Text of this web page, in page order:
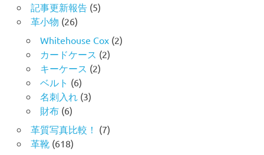
記事更新報告(5)
革小物 (26)
Whitehouse Cox(2)
カードケース (2)
キーケース (2)
ベルト (6)
名刺入れ (3)
財布(6)
革質写真比較！ (7)
革靴(618)